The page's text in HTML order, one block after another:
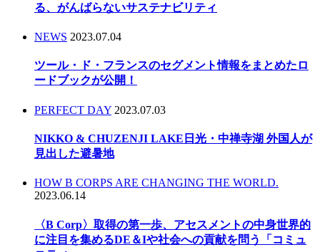
る、がんばらないサステナビリティ
NEWS 2023.07.04
ツール・ド・フランスのセグメント情報をまとめたロ
ードブックが公開！
PERFECT DAY 2023.07.03
NIKKO & CHUZENJI LAKE日光・中禅寺湖 外国人が
見出した避暑地
HOW B CORPS ARE CHANGING THE WORLD.
2023.06.14
〈B Corp〉取得の第一歩、アセスメントの中身世界的
に注目を集めるDE＆Iや社会への貢献を問う「コミュ